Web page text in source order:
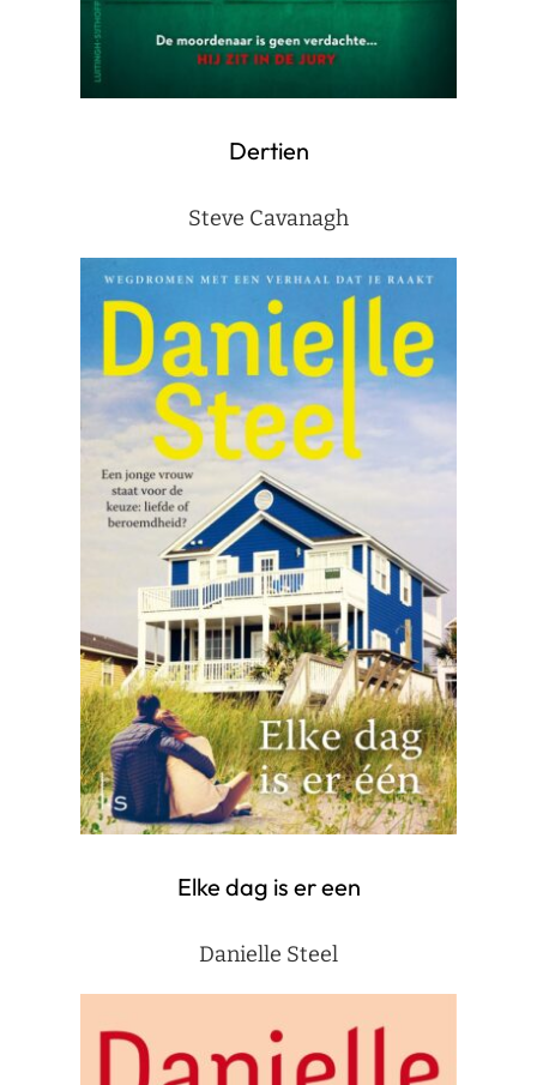
Dertien
Steve Cavanagh
Elke dag is er een
Danielle Steel